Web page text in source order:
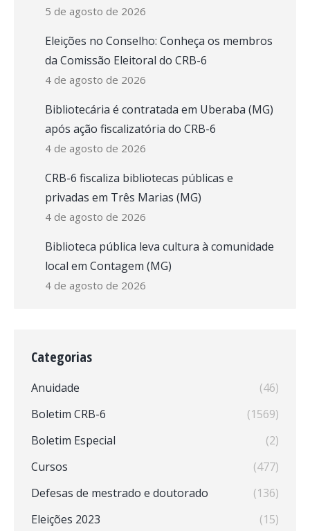
5 de agosto de 2026
Eleições no Conselho: Conheça os membros
da Comissão Eleitoral do CRB-6
4 de agosto de 2026
Bibliotecária é contratada em Uberaba (MG)
após ação fiscalizatória do CRB-6
4 de agosto de 2026
CRB-6 fiscaliza bibliotecas públicas e
privadas em Três Marias (MG)
4 de agosto de 2026
Biblioteca pública leva cultura à comunidade
local em Contagem (MG)
4 de agosto de 2026
Categorias
Anuidade
(46)
Boletim CRB-6
(1569)
Boletim Especial
(2)
Cursos
(477)
Defesas de mestrado e doutorado
(136)
Eleições 2023
(15)